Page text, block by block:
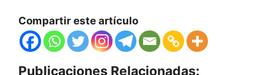
Compartir este artículo
Publicaciones Relacionadas: